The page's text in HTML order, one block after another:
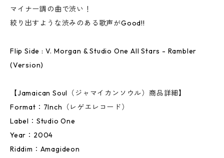
マイナー調の曲で渋い！
絞り出すような渋みのある歌声がGood!!
Flip Side : V. Morgan & Studio One All Stars - Rambler
(Version)
【Jamaican Soul（ジャマイカンソウル）商品詳細】
Format：7Inch（レゲエレコード）
Label：Studio One
Year：2004
Riddim：Amagideon